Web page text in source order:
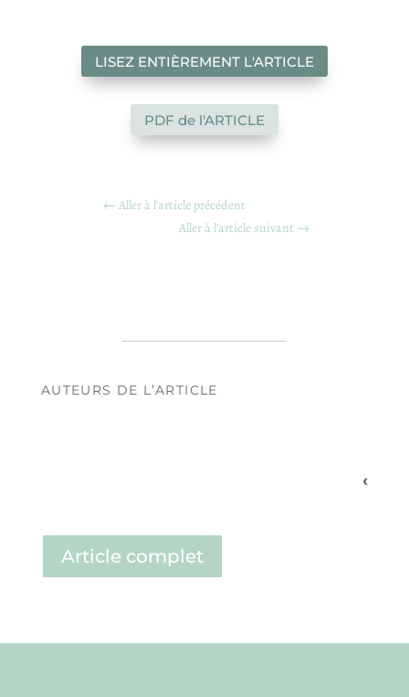
LISEZ ENTIÈREMENT L'ARTICLE
PDF de l'ARTICLE
←Aller à l'article précédent
Aller à l'article suivant →
AUTEURS DE L’ARTICLE
‹
Article complet